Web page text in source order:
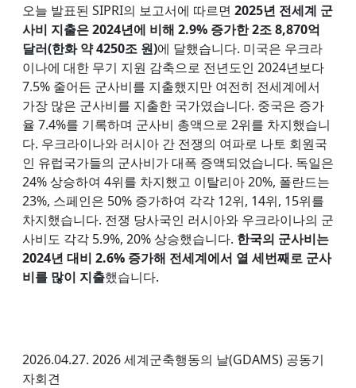
오늘 발표된 SIPRI의 보고서에 따르면 2025년 전세계 군
사비 지출은 2024년에 비해 2.9% 증가한 2조 8,870억
달러(한화 약 4250조 원)에 달했습니다. 미국은 우크라
이나에 대한 무기 지원 감축으로 전년도인 2024년보다
7.5% 줄어든 군사비를 지출했지만 여전히 전세계에서
가장 많은 군사비를 지출한 국가였습니다. 중국은 증가
율 7.4%를 기록하며 군사비 총액으로 2위를 차지했습니
다. 우크라이나와 러시아 간 전쟁의 여파로 나토 회원국
인 유럽국가들의 군사비가 대폭 증액되었습니다. 독일은
24% 상승하여 4위를 차지했고 이탈리아 20%, 폴란드는
23%, 스페인은 50% 증가하여 각각 12위, 14위, 15위를
차지했습니다. 전쟁 당사국인 러시아와 우크라이나의 군
사비도 각각 5.9%, 20% 상승했습니다. 한국의 군사비는
2024년 대비 2.6% 증가해 전세계에서 열 세번째로 군사
비를 많이 지출했습니다.
2026.04.27. 2026 세계군축행동의 날(GDAMS) 공동기
자회견